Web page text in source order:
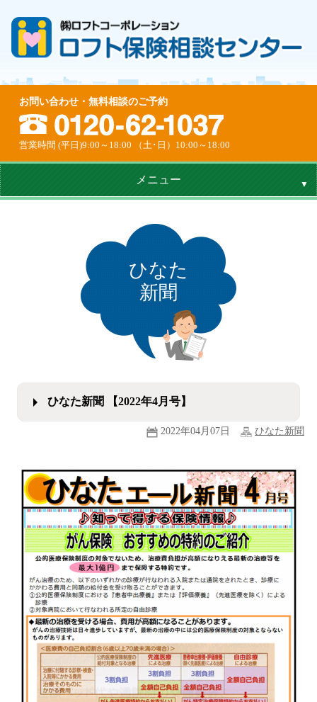
お問い合わせ・無料相談のご予約
営業時間 (平日)9:00～18:00 （土･日）10:00～18:00
メニュー
ひなた
新聞
ひなた新聞 【2022年4月号】
2022年04月07日 ひなた新聞